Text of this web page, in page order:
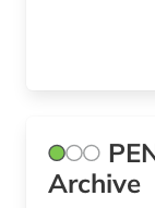
Archive